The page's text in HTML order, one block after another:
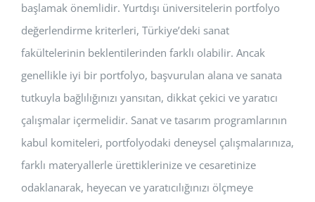
başlamak önemlidir. Yurtdışı üniversitelerin portfolyo
değerlendirme kriterleri, Türkiye’deki sanat
fakültelerinin beklentilerinden farklı olabilir. Ancak
genellikle iyi bir portfolyo, başvurulan alana ve sanata
tutkuyla bağlılığınızı yansıtan, dikkat çekici ve yaratıcı
çalışmalar içermelidir. Sanat ve tasarım programlarının
kabul komiteleri, portfolyodaki deneysel çalışmalarınıza,
farklı materyallerle ürettiklerinize ve cesaretinize
odaklanarak, heyecan ve yaratıcılığınızı ölçmeye